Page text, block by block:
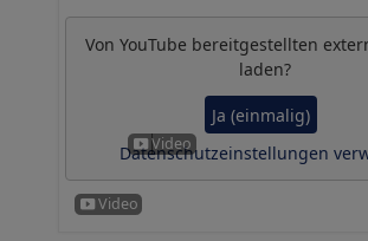
Von YouTube bereitgestellten
laden?
Ja (einmalig)
Datenschutzeinstellungen